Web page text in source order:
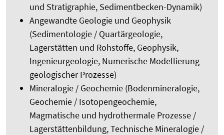
und Stratigraphie, Sedimentbecken-Dynamik)
Angewandte Geologie und Geophysik
(Sedimentologie / Quartärgeologie,
Lagerstätten und Rohstoffe, Geophysik,
Ingenieurgeologie, Numerische Modellierung
geologischer Prozesse)
Mineralogie / Geochemie (Bodenmineralogie,
Geochemie / Isotopengeochemie,
Magmatische und hydrothermale Prozesse /
Lagerstättenbildung, Technische Mineralogie /